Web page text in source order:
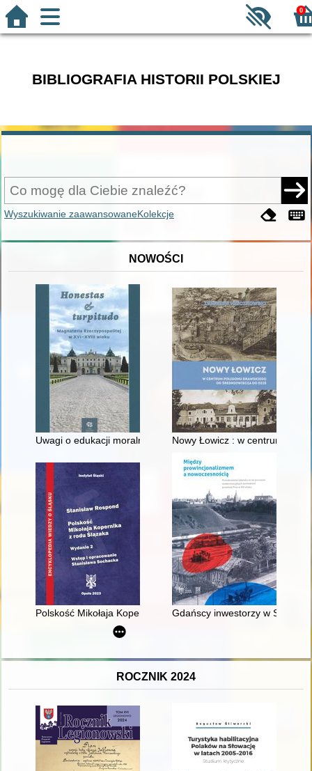
0
BIBLIOGRAFIA HISTORII POLSKIEJ
Wyszukiwanie zaawansowaneKolekcje
NOWOŚCI
Uwagi o edukacji moralnej synów szlacheckich w XVI-
Nowy Łowicz : w centrum
Polskość Mikołaja Kopernika z rodu Ślązaka
Gdańscy inwestorzy w
ROCZNIK 2024